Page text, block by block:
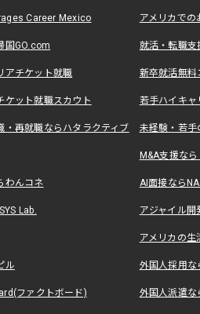
Career Mexico アメリカで
国GO.com 就活・転職
アチケット就職 新卒就活無料
ケット就職スカウト 若手ハイキ
・再就職ならハタラクティブ 未経験・若手
M&A支援な
わんコネ AI面接なら
Lab. アジャイル
アメリカの
ル 外国人採用
ファクトボード) 外国人派遣な